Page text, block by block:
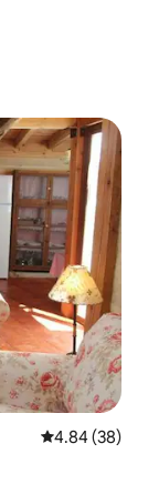
レビュー38
4.84 (38)